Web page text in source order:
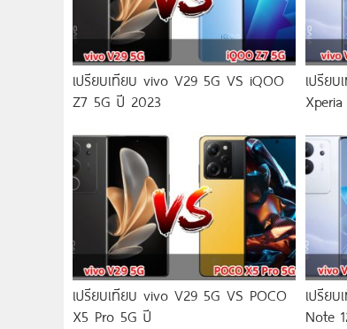
เปรียบเทียบ vivo V29 5G VS iQOO
Z7 5G ปี 2023
เปรีย
เปรียบเทียบ vivo V29 5G VS POCO
X5 Pro 5G ปี
เปรีย
Note